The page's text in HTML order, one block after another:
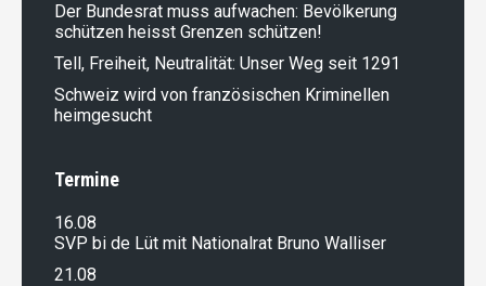
Der Bundesrat muss aufwachen: Bevölkerung
schützen heisst Grenzen schützen!
Tell, Freiheit, Neutralität: Unser Weg seit 1291
Schweiz wird von französischen Kriminellen
heimgesucht
Termine
16.08
SVP bi de Lüt mit Nationalrat Bruno Walliser
21.08